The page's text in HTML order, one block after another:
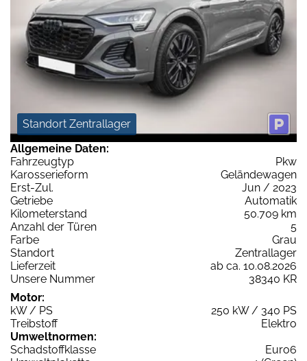
Standort Zentrallager
Allgemeine Daten:
Fahrzeugtyp
Pkw
Karosserieform
Geländewagen
Erst-Zul.
Jun / 2023
Getriebe
Automatik
Kilometerstand
50.709 km
Anzahl der Türen
5
Farbe
Grau
Standort
Zentrallager
Lieferzeit
ab ca. 10.08.2026
Unsere Nummer
38340 KR
Motor:
kW / PS
250 kW / 340 PS
Treibstoff
Elektro
Umweltnormen:
Schadstoffklasse
Euro6